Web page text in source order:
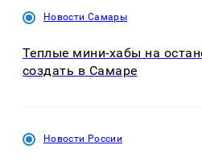
Новости Самары
Теплые мини-хабы на
создать в Самаре
Новости России